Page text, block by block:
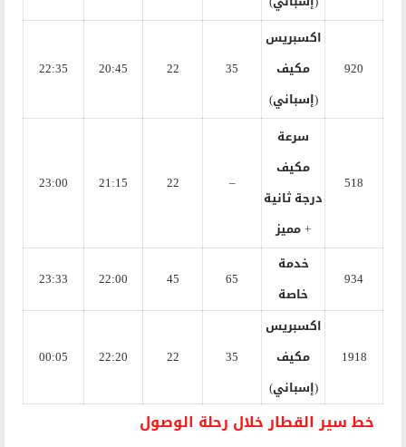
920
اكسبريس
مكيف
(إسباني)
35
22
20:45
22:35
518
سرعة
مكيف
درجة ثانية
+ مميز
–
22
21:15
23:00
934
خدمة
خاصة
65
45
22:00
23:33
1918
اكسبريس
مكيف
(إسباني)
35
22
22:20
00:05
خط سير القطار خلال رحلة الوصول